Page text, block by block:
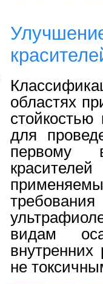
областях
для
первому
видам
не